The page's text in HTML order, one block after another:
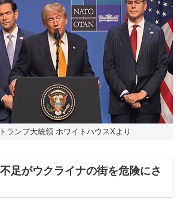
ランプ大統領 ホワイトハウスXより
足がウクライナの街を危険にさ